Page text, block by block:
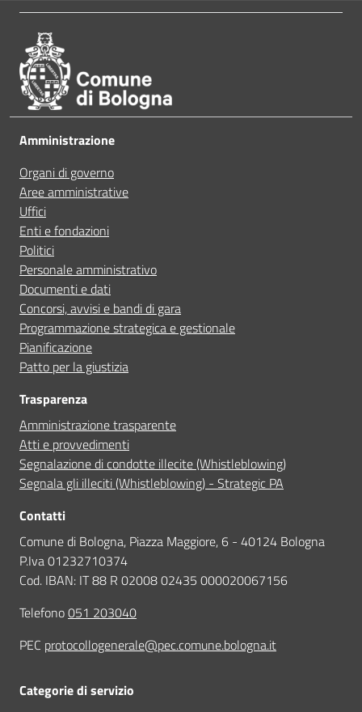
Ho avuto problemi tecnici
Altro
Parla con il chatbot tributi
Leggi le domande frequenti
Segnala disservizio
Richiedi assistenza
Pié di pagina
Amministrazione
Organi di governo
Aree amministrative
Uffici
Enti e fondazioni
Politici
Personale amministrativo
Documenti e dati
Concorsi, avvisi e bandi di gara
Programmazione strategica e gestionale
Pianificazione
Patto per la giustizia
Trasparenza
Amministrazione trasparente
Atti e provvedimenti
Segnalazione di condotte illecite (Whistleblowing)
Segnala gli illeciti (Whistleblowing) - Strategic PA
Contatti
Comune di Bologna, Piazza Maggiore, 6 - 40124 Bologna
P.Iva 01232710374
Cod. IBAN: IT 88 R 02008 02435 000020067156
Telefono051 203040
PEC protocollogenerale@pec.comune.bologna.it
Categorie di servizio